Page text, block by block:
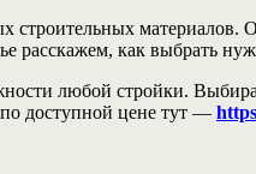
материалов.
расскажем, как выбрать
любой стройки.
доступной цене тут —